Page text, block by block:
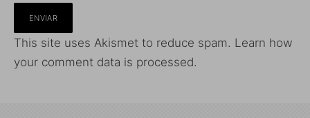
This site uses Akismet to reduce spam. Learn how
your comment data is processed.